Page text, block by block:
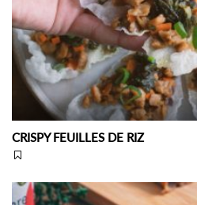
CRISPY FEUILLES DE RIZ